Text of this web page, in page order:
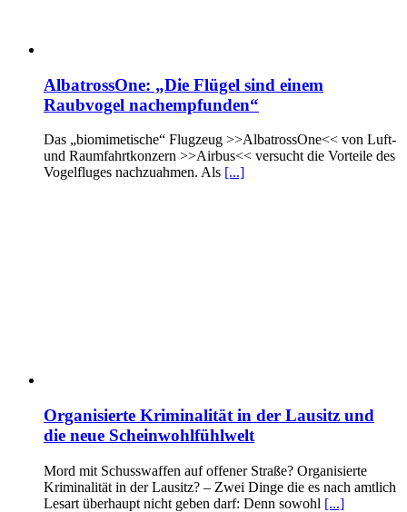
AlbatrossOne: „Die Flügel sind einem
Raubvogel nachempfunden“
Das „biomimetische“ Flugzeug >>AlbatrossOne<< von Luft-
und Raumfahrtkonzern >>Airbus<< versucht die Vorteile des
Vogelfluges nachzuahmen. Als [...]
Organisierte Kriminalität in der Lausitz und
die neue Scheinwohlfühlwelt
Mord mit Schusswaffen auf offener Straße? Organisierte
Kriminalität in der Lausitz? – Zwei Dinge die es nach amtlich
Lesart überhaupt nicht geben darf: Denn sowohl [...]